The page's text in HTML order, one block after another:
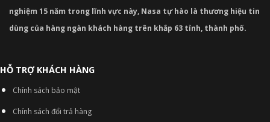
nghiệm 15 năm trong lĩnh vực này, Nasa tự hào là thương hiệu tin
dùng của hàng ngàn khách hàng trên khắp 63 tỉnh, thành phố.
HỖ TRỢ KHÁCH HÀNG
Chính sách bảo mật
Chính sách đổi trả hàng